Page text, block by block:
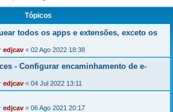
r
Tópicos
todos os apps e extensões, exceto os
edjcav « 02 Ago 2022 18:38
- Configurar encaminhamento de e-
edjcav « 04 Jul 2022 13:11
edjcav « 06 Ago 2021 20:17